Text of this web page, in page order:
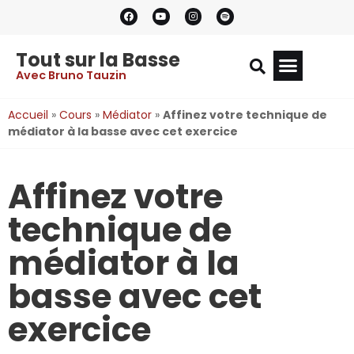
Tout sur la Basse
Avec Bruno Tauzin
Accueil » Cours » Médiator » Affinez votre technique de
médiator à la basse avec cet exercice
Affinez votre
technique de
médiator à la
basse avec cet
exercice